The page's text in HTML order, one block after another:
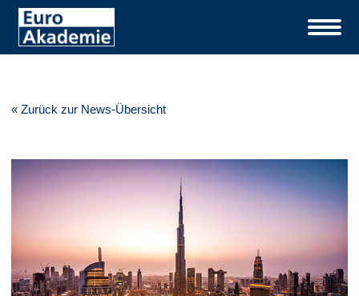
« Zurück zur News-Übersicht